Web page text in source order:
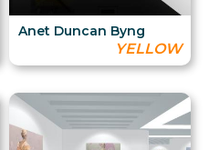
Anet Duncan Byng
YELLOW